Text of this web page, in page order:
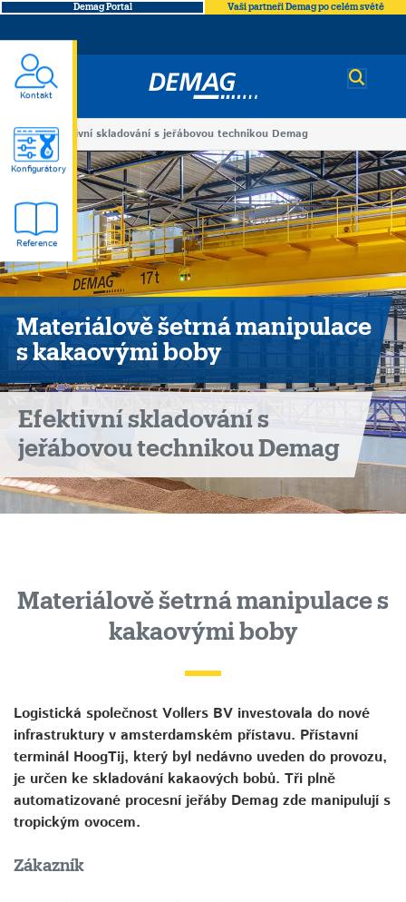
Demag Portal Vaši partneři Demag po celém světě
Demag
You
are
here
Efektivní skladování s jeřábovou technikou Demag
Kontakt
Konfigurátory
Reference
Efektivní
skladování
s
jeřábovou
technikou
Demag
Materiálově šetrná manipulace
s kakaovými boby
Efektivní skladování s
jeřábovou technikou Demag
Materiálově šetrná manipulace s
kakaovými boby
Logistická společnost Vollers BV investovala do nové
infrastruktury v amsterdamském přístavu. Přístavní
terminál HoogTij, který byl nedávno uveden do provozu,
je určen ke skladování kakaových bobů. Tři plně
automatizované procesní jeřáby Demag zde manipulují s
tropickým ovocem.
Zákazník